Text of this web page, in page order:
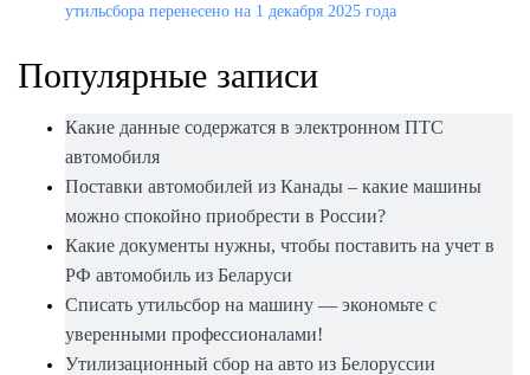
утильсбора перенесено на 1 декабря 2025 года
Популярные записи
Какие данные содержатся в электронном ПТС
автомобиля
Поставки автомобилей из Канады – какие машины
можно спокойно приобрести в России?
Какие документы нужны, чтобы поставить на учет в
РФ автомобиль из Беларуси
Списать утильсбор на машину — экономьте с
уверенными профессионалами!
Утилизационный сбор на авто из Белоруссии